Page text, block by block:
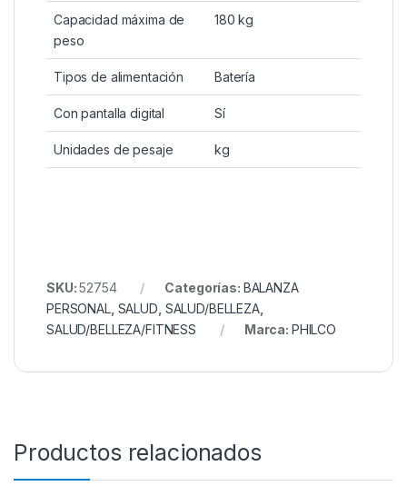
Capacidad máxima de
peso
180 kg
Tipos de alimentación Batería
Con pantalla digital Sí
Unidades de pesaje kg
SKU:52754 Categorías: BALANZA
PERSONAL, SALUD SALUD/BELLEZA,
SALUD/BELLEZA/FITNESS
Marca: PHILCO
Productos relacionados